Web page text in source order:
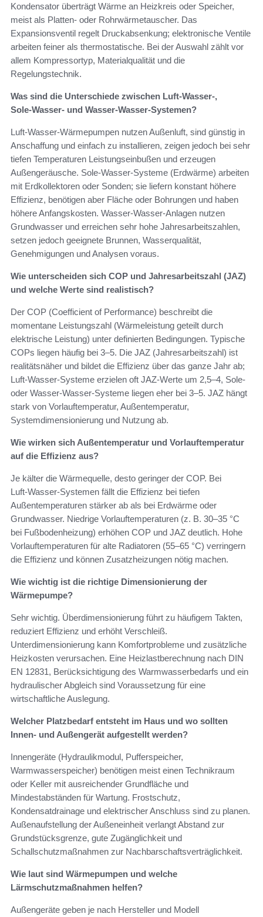
Kondensator überträgt Wärme an Heizkreis oder Speicher,
meist als Platten- oder Rohrwärmetauscher. Das
Expansionsventil regelt Druckabsenkung; elektronische Ventile
arbeiten feiner als thermostatische. Bei der Auswahl zählt vor
allem Kompressortyp, Materialqualität und die
Regelungstechnik.
Was sind die Unterschiede zwischen Luft‑Wasser-,
Sole‑Wasser‑ und Wasser‑Wasser‑Systemen?
Luft‑Wasser‑Wärmepumpen nutzen Außenluft, sind günstig in
Anschaffung und einfach zu installieren, zeigen jedoch bei sehr
tiefen Temperaturen Leistungseinbußen und erzeugen
Außengeräusche. Sole‑Wasser‑Systeme (Erdwärme) arbeiten
mit Erdkollektoren oder Sonden; sie liefern konstant höhere
Effizienz, benötigen aber Fläche oder Bohrungen und haben
höhere Anfangskosten. Wasser‑Wasser‑Anlagen nutzen
Grundwasser und erreichen sehr hohe Jahresarbeitszahlen,
setzen jedoch geeignete Brunnen, Wasserqualität,
Genehmigungen und Analysen voraus.
Wie unterscheiden sich COP und Jahresarbeitszahl (JAZ)
und welche Werte sind realistisch?
Der COP (Coefficient of Performance) beschreibt die
momentane Leistungszahl (Wärmeleistung geteilt durch
elektrische Leistung) unter definierten Bedingungen. Typische
COPs liegen häufig bei 3–5. Die JAZ (Jahresarbeitszahl) ist
realitätsnäher und bildet die Effizienz über das ganze Jahr ab;
Luft‑Wasser‑Systeme erzielen oft JAZ-Werte um 2,5–4, Sole‑
oder Wasser‑Wasser‑Systeme liegen eher bei 3–5. JAZ hängt
stark von Vorlauftemperatur, Außentemperatur,
Systemdimensionierung und Nutzung ab.
Wie wirken sich Außentemperatur und Vorlauftemperatur
auf die Effizienz aus?
Je kälter die Wärmequelle, desto geringer der COP. Bei
Luft‑Wasser‑Systemen fällt die Effizienz bei tiefen
Außentemperaturen stärker ab als bei Erdwärme oder
Grundwasser. Niedrige Vorlauftemperaturen (z. B. 30–35 °C
bei Fußbodenheizung) erhöhen COP und JAZ deutlich. Hohe
Vorlauftemperaturen für alte Radiatoren (55–65 °C) verringern
die Effizienz und können Zusatzheizungen nötig machen.
Wie wichtig ist die richtige Dimensionierung der
Wärmepumpe?
Sehr wichtig. Überdimensionierung führt zu häufigem Takten,
reduziert Effizienz und erhöht Verschleiß.
Unterdimensionierung kann Komfortprobleme und zusätzliche
Heizkosten verursachen. Eine Heizlastberechnung nach DIN
EN 12831, Berücksichtigung des Warmwasserbedarfs und ein
hydraulischer Abgleich sind Voraussetzung für eine
wirtschaftliche Auslegung.
Welcher Platzbedarf entsteht im Haus und wo sollten
Innen- und Außengerät aufgestellt werden?
Innengeräte (Hydraulikmodul, Pufferspeicher,
Warmwasserspeicher) benötigen meist einen Technikraum
oder Keller mit ausreichender Grundfläche und
Mindestabständen für Wartung. Frostschutz,
Kondensatdrainage und elektrischer Anschluss sind zu planen.
Außenaufstellung der Außeneinheit verlangt Abstand zur
Grundstücksgrenze, gute Zugänglichkeit und
Schallschutzmaßnahmen zur Nachbarschaftsverträglichkeit.
Wie laut sind Wärmepumpen und welche
Lärmschutzmaßnahmen helfen?
Außengeräte geben je nach Hersteller und Modell